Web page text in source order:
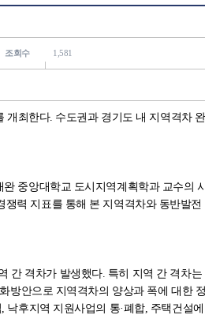
조회수 1,581
개최한다. 수도권과 경기도 내 지역격차
중앙대학교 도시지역계획학과 교수의
력 지표를 통해 본 지역격차와 동반발전
간 격차가 발생했다. 특히 지역 간 격차는
방안으로 지역격차의 양상과 폭에 대한
후지역 지원사업의 통·폐합, 주택건설